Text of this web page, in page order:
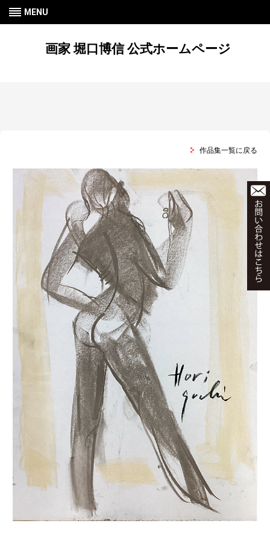
MENU
画家 堀口博信 公式ホームページ
作品集一覧に戻る